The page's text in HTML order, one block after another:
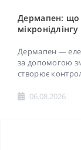
Дермапен: що
мікронідлінгу
Дермапен —
за допомогою
створює
06.08.2026